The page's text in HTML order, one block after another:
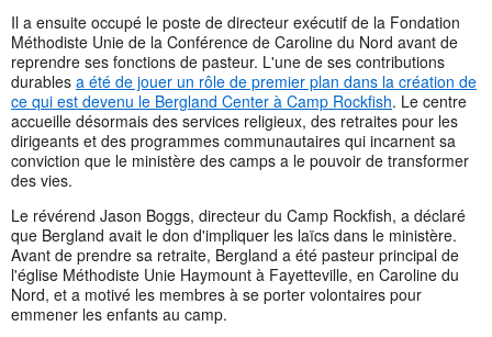
Il a ensuite occupé le poste de directeur exécutif de la Fondation
Méthodiste Unie de la Conférence de Caroline du Nord avant de
reprendre ses fonctions de pasteur. L'une de ses contributions
durables a été de jouer un rôle de premier plan dans la création de
ce qui est devenu le Bergland Center à Camp Rockfish. Le centre
accueille désormais des services religieux, des retraites pour les
dirigeants et des programmes communautaires qui incarnent sa
conviction que le ministère des camps a le pouvoir de transformer
des vies.
Le révérend Jason Boggs, directeur du Camp Rockfish, a déclaré
que Bergland avait le don d'impliquer les laïcs dans le ministère.
Avant de prendre sa retraite, Bergland a été pasteur principal de
l'église Méthodiste Unie Haymount à Fayetteville, en Caroline du
Nord, et a motivé les membres à se porter volontaires pour
emmener les enfants au camp.